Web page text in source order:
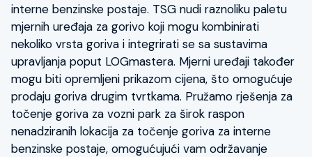
Kontaktirajte nas +385 1 3370 035
HSSE
TSG Croatia
KONTAKTIRAJTE NAS
interne benzinske postaje. TSG nudi raznoliku paletu
mjernih uređaja za gorivo koji mogu kombinirati
nekoliko vrsta goriva i integrirati se sa sustavima
upravljanja poput LOGmastera. Mjerni uređaji također
mogu biti opremljeni prikazom cijena, što omogućuje
prodaju goriva drugim tvrtkama. Pružamo rješenja za
točenje goriva za vozni park za širok raspon
nenadziranih lokacija za točenje goriva za interne
benzinske postaje, omogućujući vam održavanje